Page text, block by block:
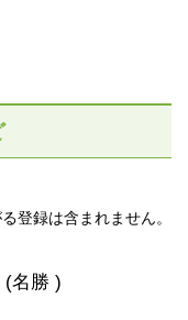
登録は含まれません。
(名勝 )